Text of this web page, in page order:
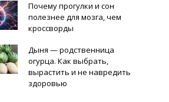
Почему прогулки и сон
полезнее для мозга, чем
кроссворды
Дыня — родственница
огурца. Как выбрать,
вырастить и не навредить
здоровью